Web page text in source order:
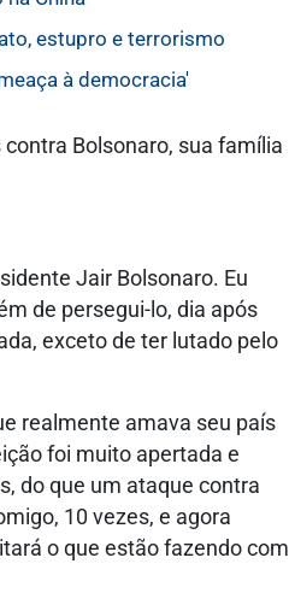
estupro e terrorismo
à democracia'
Bolsonaro, sua família
Jair Bolsonaro. Eu
de persegui-lo, dia após
exceto de ter lutado pelo
realmente amava seu país
foi muito apertada e
do que um ataque contra
10 vezes, e agora
o que estão fazendo com